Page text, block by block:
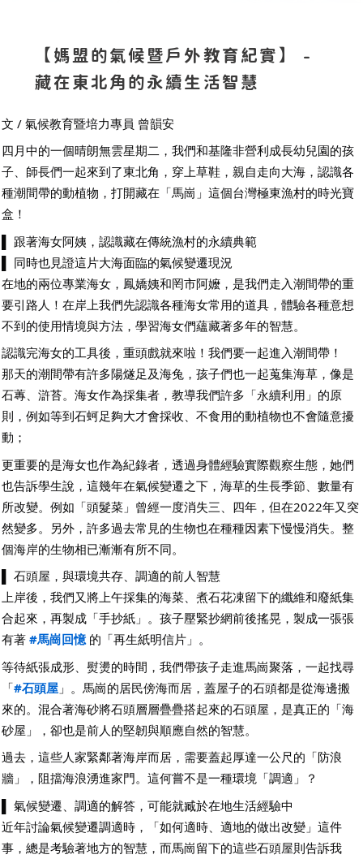
【媽盟的氣候暨戶外教育紀實】 -
藏在東北角的永續生活智慧
文 / 氣候教育暨培力專員 曾韻安
四月中的一個晴朗無雲星期二，我們和基隆非營利成長幼兒園的孩
子、師長們一起來到了東北角，穿上草鞋，親自走向大海，認識各
種潮間帶的動植物，打開藏在「馬崗」這個台灣極東漁村的時光寶
盒！
▌ 跟著海女阿姨，認識藏在傳統漁村的永續典範
▌ 同時也見證這片大海面臨的氣候變遷現況
在地的兩位專業海女，鳳嬌姨和罔市阿嬤，是我們走入潮間帶的重
要引路人！在岸上我們先認識各種海女常用的道具，體驗各種意想
不到的使用情境與方法，學習海女們蘊藏著多年的智慧。
認識完海女的工具後，重頭戲就來啦！我們要一起進入潮間帶！
那天的潮間帶有許多陽燧足及海兔，孩子們也一起蒐集海草，像是
石蓴、滸苔。海女作為採集者，教導我們許多「永續利用」的原
則，例如等到石蚵足夠大才會採收、不食用的動植物也不會隨意擾
動；
更重要的是海女也作為紀錄者，透過身體經驗實際觀察生態，她們
也告訴學生說，這幾年在氣候變遷之下，海草的生長季節、數量有
所改變。例如「頭髮菜」曾經一度消失三、四年，但在2022年又突
然變多。另外，許多過去常見的生物也在種種因素下慢慢消失。整
個海岸的生物相已漸漸有所不同。
▌ 石頭屋，與環境共存、調適的前人智慧
上岸後，我們又將上午採集的海菜、煮石花凍留下的纖維和廢紙集
合起來，再製成「手抄紙」。孩子壓緊抄網前後搖晃，製成一張張
有著 #馬崗回憶的「再生紙明信片」。
等待紙張成形、熨燙的時間，我們帶孩子走進馬崗聚落，一起找尋
「#石頭屋 」。馬崗的居民傍海而居，蓋屋子的石頭都是從海邊搬
來的。混合著海砂將石頭層層疊疊搭起來的石頭屋，是真正的「海
砂屋」，卻也是前人的堅韌與順應自然的智慧。
過去，這些人家緊鄰著海岸而居，需要蓋起厚達一公尺的「防浪
牆」，阻擋海浪湧進家門。這何嘗不是一種環境「調適」？
▌ 氣候變遷、調適的解答，可能就臧於在地生活經驗中
近年討論氣候變遷調適時，「如何適時、適地的做出改變」這件
事，總是考驗著地方的智慧，而馬崗留下的這些石頭屋則告訴我